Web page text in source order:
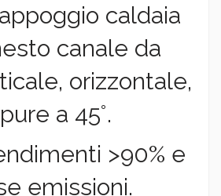
caldaia
canale da
orizzontale,
a 45°.
>90% e
emissioni.